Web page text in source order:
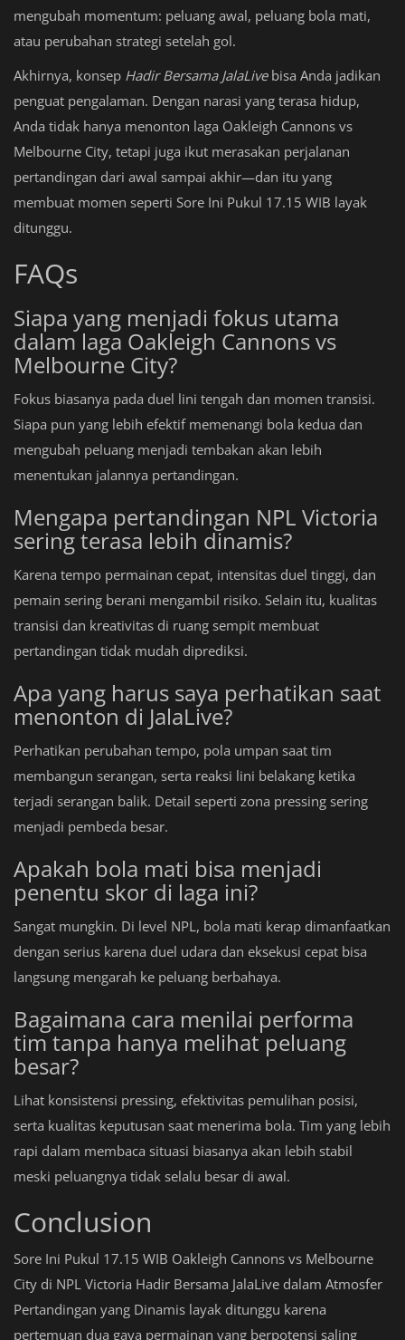
mengubah momentum: peluang awal, peluang bola mati,
atau perubahan strategi setelah gol.
Akhirnya, konsep Hadir Bersama JalaLivebisa Anda jadikan
penguat pengalaman. Dengan narasi yang terasa hidup,
Anda tidak hanya menonton laga Oakleigh Cannons vs
Melbourne City, tetapi juga ikut merasakan perjalanan
pertandingan dari awal sampai akhir—dan itu yang
membuat momen seperti Sore Ini Pukul 17.15 WIB layak
ditunggu.
FAQs
Siapa yang menjadi fokus utama
dalam laga Oakleigh Cannons vs
Melbourne City?
Fokus biasanya pada duel lini tengah dan momen transisi.
Siapa pun yang lebih efektif memenangi bola kedua dan
mengubah peluang menjadi tembakan akan lebih
menentukan jalannya pertandingan.
Mengapa pertandingan NPL Victoria
sering terasa lebih dinamis?
Karena tempo permainan cepat, intensitas duel tinggi, dan
pemain sering berani mengambil risiko. Selain itu, kualitas
transisi dan kreativitas di ruang sempit membuat
pertandingan tidak mudah diprediksi.
Apa yang harus saya perhatikan saat
menonton di JalaLive?
Perhatikan perubahan tempo, pola umpan saat tim
membangun serangan, serta reaksi lini belakang ketika
terjadi serangan balik. Detail seperti zona pressing sering
menjadi pembeda besar.
Apakah bola mati bisa menjadi
penentu skor di laga ini?
Sangat mungkin. Di level NPL, bola mati kerap dimanfaatkan
dengan serius karena duel udara dan eksekusi cepat bisa
langsung mengarah ke peluang berbahaya.
Bagaimana cara menilai performa
tim tanpa hanya melihat peluang
besar?
Lihat konsistensi pressing, efektivitas pemulihan posisi,
serta kualitas keputusan saat menerima bola. Tim yang lebih
rapi dalam membaca situasi biasanya akan lebih stabil
meski peluangnya tidak selalu besar di awal.
Conclusion
Sore Ini Pukul 17.15 WIB Oakleigh Cannons vs Melbourne
City di NPL Victoria Hadir Bersama JalaLive dalam Atmosfer
Pertandingan yang Dinamis layak ditunggu karena
pertemuan dua gaya permainan yang berpotensi saling